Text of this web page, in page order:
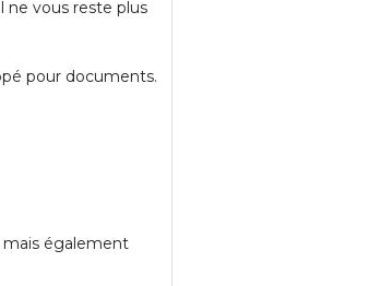
ne vous reste plus
pour documents.
mais également